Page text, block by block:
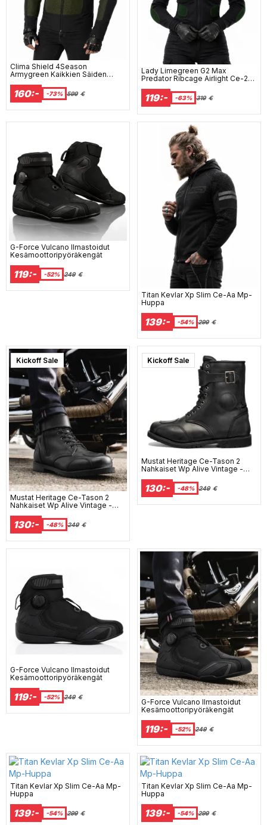
Clima Shield 4Season
Armygreen Kaikkien Säiden
Moottoripyörätakki
160:- -73% 599 €
Lady Limegreen G2 Max
Predator Ribcage Airlight Ce-2
119:- -63% 319 €
G-Force Vulcano Ilmastoidut
Kesämoottoripyöräkengät
119:- -52% 249 €
Titan Kevlar Xp Slim Ce-Aa Mp-
Huppa
139:- -54% 299 €
Kickoff Sale
Mustat Heritage Ce-Tason 2
Nahkaiset Wp Alive Vintage -
130:- -48% 249 €
Kickoff Sale
Mustat Heritage Ce-Tason 2
Nahkaiset Wp Alive Vintage -
130:- -48% 249 €
G-Force Vulcano Ilmastoidut
Kesämoottoripyöräkengät
119:- -52% 249 €
G-Force Vulcano Ilmastoidut
Kesämoottoripyöräkengät
119:- -52% 249 €
Titan Kevlar Xp Slim Ce-Aa Mp-
Huppa
139:- -54% 299 €
Titan Kevlar Xp Slim Ce-Aa Mp-
Huppa
139:- -54% 299 €